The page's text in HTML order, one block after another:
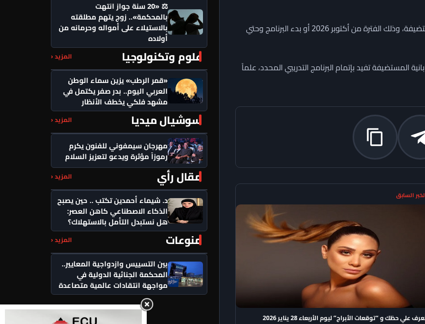
تمتد مدة المنحة للفترة اللازمة لإتمام البرنامج التدريبي بالجامعة المستضيفة، وذلك الفترة من أكتوبر 2026 أو بدء البرنامج وحتي
المستضيفة تفيد بإتمام البرنامج التدريبي المحدد، علماً
السابق
علي حظك و “توقعات الأبراج” ليوم الأربعاء 28 يناير 2026
⚖️ «20 سنة جواز انتهت
بالمحكمة».. زوج يتهم مطلقته
بالاستيلاء على أمواله وحرمانه من
أولاده
علوم وتكنولوجيا المزيد ‹
«قمر الرطب» يزين سماء الوطن
العربي اليوم.. بدر صفر يكتمل في
مشهد فلكي يخطف الأنظار
سوشيال ميديا المزيد ‹
مهرجان سيمفوني للفنون يكرم
رموزاً مؤثرة ويدعو لتعزيز السلام
مقال رأي المزيد ‹
د. شيماء أحمدين تكتب .. حين يصبح
الذكاء الاصطناعي كاهن العصر:
هل نستبدل التأمل بالاستهلاك؟
منوعات المزيد ‹
بين التسييس وازدواجية المعايير..
المحكمة الجنائية الدولية في
مواجهة انتقادات عالمية متصاعدة